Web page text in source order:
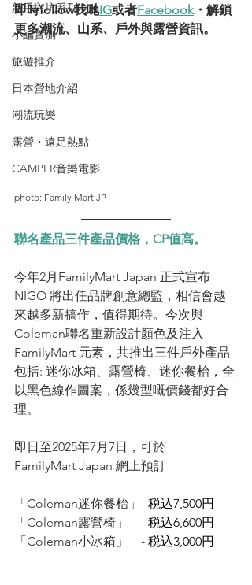
新手入坑系列
小編實測
旅遊推介
日本營地介紹
潮流玩樂
露營・遠足熱點
CAMPER音樂電影
即時follow我哋IG或者Facebook・解鎖
更多潮流、山系、戶外與露營資訊。
photo: Family Mart JP
聯名產品三件產品價格，CP值高。
今年2月FamilyMart Japan 正式宣布
NIGO 將出任品牌創意總監，相信會越
來越多新搞作，值得期待。今次與
Coleman聯名重新設計顏色及注入
FamilyMart 元素，共推出三件戶外產品
包括: 迷你冰箱、露營椅、迷你餐枱，全
以黑色線作圖案，係幾型嘅價錢都好合
理。
即日至2025年7月7日，可於
FamilyMart Japan 網上預訂
「Coleman迷你餐枱」- 税込7,500円
「Coleman露營椅」    - 税込6,600円
「Coleman小冰箱」    - 税込3,000円